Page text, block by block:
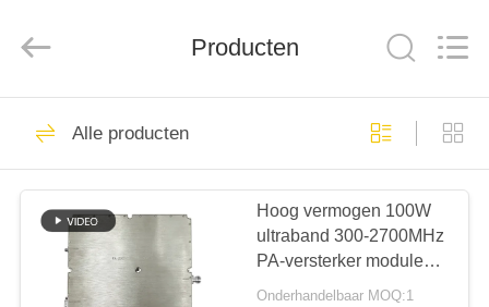
HUIS
PRODUCTEN
ONGEVEER
ONS
Rights
Signal Jammer-
module
Producten
Alle producten
Hoog vermogen 100W
ultraband 300-2700MHz
PA-versterker module
Voor overheidsprojecten
Onderhandelbaar MOQ:1